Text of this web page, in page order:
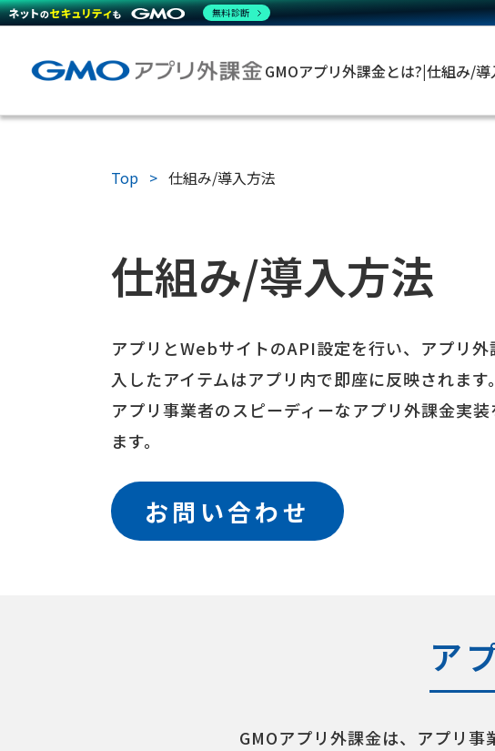
GMOアプリ外課金とは?|仕組み/導
Top 仕組み/導入方法
仕組み/導入方法
アプリとWebサイトのAPI設定を行い、アプリ
入したアイテムはアプリ内で即座に反映されます。
アプリ事業者のスピーディーなアプリ外課金実
ます。
お問い合わせ
ア
GMOアプリ外課金は、アプリ事
無料診断